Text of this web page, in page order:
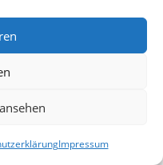
Impressum